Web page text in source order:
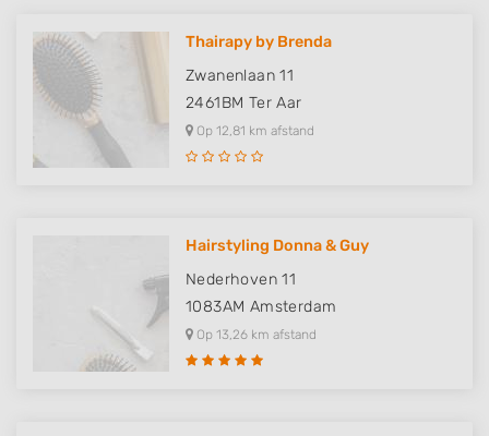
Thairapy by Brenda
Zwanenlaan 11
2461BM Ter Aar
Op 12,81 km afstand
Hairstyling Donna & Guy
Nederhoven 11
1083AM Amsterdam
Op 13,26 km afstand